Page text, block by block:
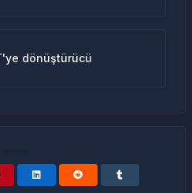
dönüştürücü